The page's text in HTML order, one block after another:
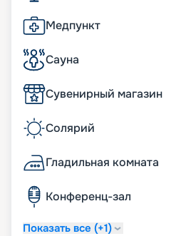
Медпункт
Сауна
Сувенирный магазин
Солярий
Гладильная комната
Конференц-зал
Показать все (+1)